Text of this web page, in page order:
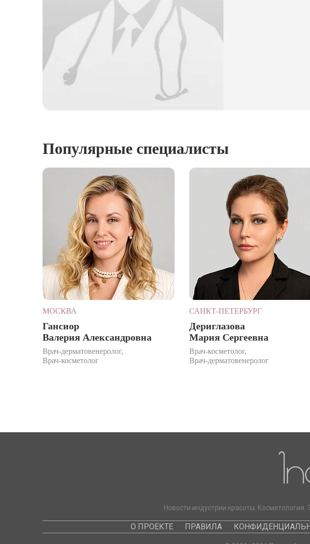
Популярные специалисты
МОСКВА
Гансиор
Валерия Александровна
Врач-дерматовенеролог,
Врач-косметолог
САНКТ-ПЕТЕРБУРГ
Дериглазова
Мария Сергеевна
Врач-косметолог,
Врач-дерматовенеролог
Новости индустрии красоты.
О ПРОЕКТЕ ПРАВИЛА